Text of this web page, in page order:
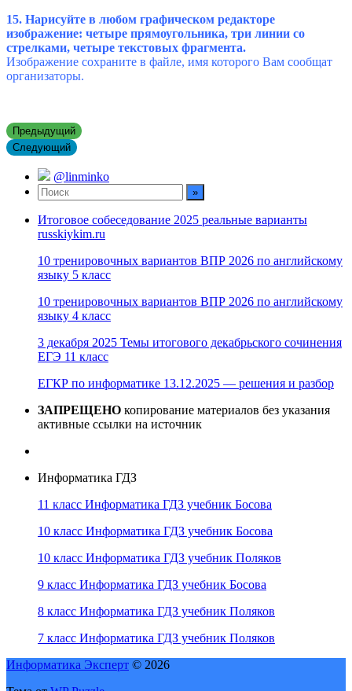
15. Нарисуйте в любом графическом редакторе
изображение: четыре прямоугольника, три линии со
стрелками, четыре текстовых фрагмента.
Изображение сохраните в файле, имя которого Вам сообщат
организаторы.
Предыдущий
Следующий
@linminko
Итоговое собеседование 2025 реальные варианты
russkiykim.ru
10 тренировочных вариантов ВПР 2026 по английскому
языку 5 класс
10 тренировочных вариантов ВПР 2026 по английскому
языку 4 класс
3 декабря 2025 Темы итогового декабрьского сочинения
ЕГЭ 11 класс
ЕГКР по информатике 13.12.2025 — решения и разбор
ЗАПРЕЩЕНО копирование материалов без указания
активные ссылки на источник
Информатика ГДЗ
11 класс Информатика ГДЗ учебник Босова
10 класс Информатика ГДЗ учебник Босова
10 класс Информатика ГДЗ учебник Поляков
9 класс Информатика ГДЗ учебник Босова
8 класс Информатика ГДЗ учебник Поляков
7 класс Информатика ГДЗ учебник Поляков
Информатика Эксперт © 2026